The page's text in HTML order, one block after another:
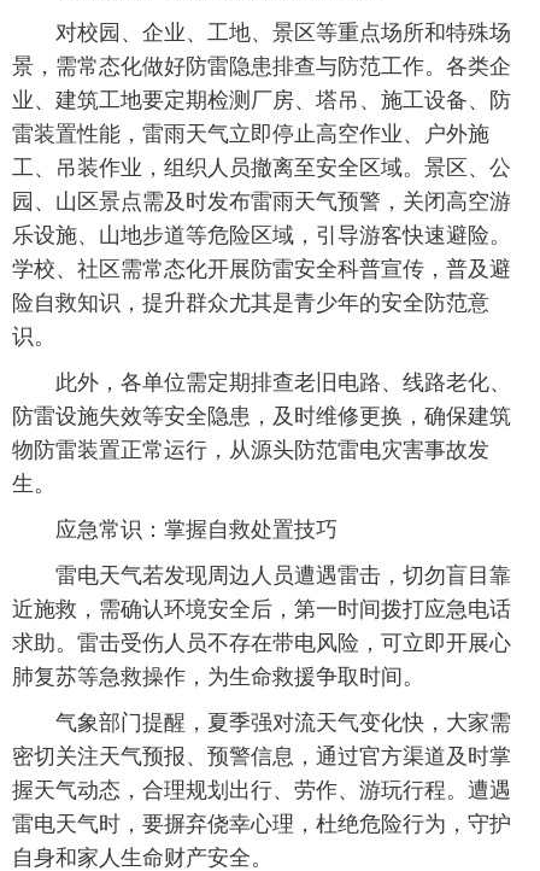
对校园、企业、工地、景区等重点场所和特殊场
景，需常态化做好防雷隐患排查与防范工作。各类企
业、建筑工地要定期检测厂房、塔吊、施工设备、防
雷装置性能，雷雨天气立即停止高空作业、户外施
工、吊装作业，组织人员撤离至安全区域。景区、公
园、山区景点需及时发布雷雨天气预警，关闭高空游
乐设施、山地步道等危险区域，引导游客快速避险。
学校、社区需常态化开展防雷安全科普宣传，普及避
险自救知识，提升群众尤其是青少年的安全防范意
识。
此外，各单位需定期排查老旧电路、线路老化、
防雷设施失效等安全隐患，及时维修更换，确保建筑
物防雷装置正常运行，从源头防范雷电灾害事故发
生。
应急常识：掌握自救处置技巧
雷电天气若发现周边人员遭遇雷击，切勿盲目靠
近施救，需确认环境安全后，第一时间拨打应急电话
求助。雷击受伤人员不存在带电风险，可立即开展心
肺复苏等急救操作，为生命救援争取时间。
气象部门提醒，夏季强对流天气变化快，大家需
密切关注天气预报、预警信息，通过官方渠道及时掌
握天气动态，合理规划出行、劳作、游玩行程。遭遇
雷电天气时，要摒弃侥幸心理，杜绝危险行为，守护
自身和家人生命财产安全。